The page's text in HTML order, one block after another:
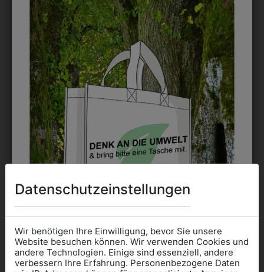
möglich. Waschbar bis zu 60°C.
DAS KÖNNTE IHNEN
AUCH GEFALLEN
Datenschutzeinstellungen
Wir benötigen Ihre Einwilligung, bevor Sie unsere
Website besuchen können. Wir verwenden Cookies und
andere Technologien. Einige sind essenziell, andere
verbessern Ihre Erfahrung. Personenbezogene Daten